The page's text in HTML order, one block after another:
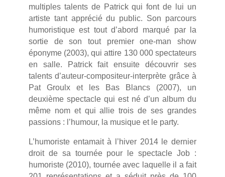
multiples talents de Patrick qui font de lui un
artiste tant apprécié du public. Son parcours
humoristique est tout d’abord marqué par la
sortie de son tout premier one-man show
éponyme (2003), qui attire 130 000 spectateurs
en salle. Patrick fait ensuite découvrir ses
talents d’auteur-compositeur-interprète grâce à
Pat Groulx et les Bas Blancs (2007), un
deuxième spectacle qui est né d’un album du
même nom et qui allie trois de ses grandes
passions : l’humour, la musique et le party.
L’humoriste entamait à l’hiver 2014 le dernier
droit de sa tournée pour le spectacle Job :
humoriste (2010), tournée avec laquelle il a fait